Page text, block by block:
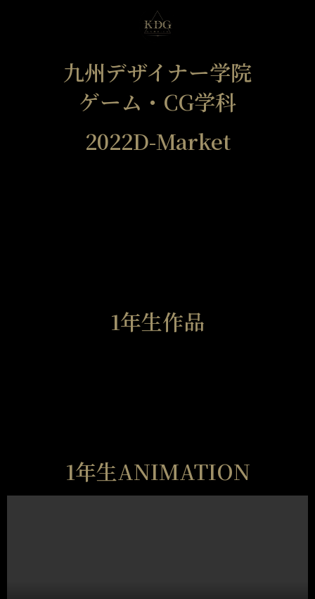
九州デザイナー学院
ゲーム・CG学科
2022D-Market
1年生作品
1年生ANIMATION